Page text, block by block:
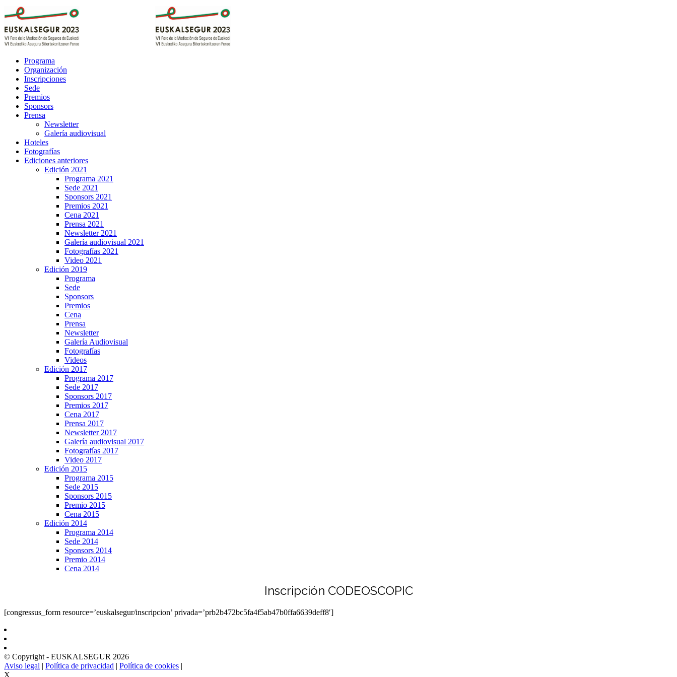
Programa
Organización
Inscripciones
Sede
Premios
Sponsors
Prensa
Newsletter
Galería audiovisual
Hoteles
Fotografías
Ediciones anteriores
Edición 2021
Programa 2021
Sede 2021
Sponsors 2021
Premios 2021
Cena 2021
Prensa 2021
Newsletter 2021
Galería audiovisual 2021
Fotografías 2021
Video 2021
Edición 2019
Programa
Sede
Sponsors
Premios
Cena
Prensa
Newsletter
Galería Audiovisual
Fotografías
Videos
Edición 2017
Programa 2017
Sede 2017
Sponsors 2017
Premios 2017
Cena 2017
Prensa 2017
Newsletter 2017
Galería audiovisual 2017
Fotografías 2017
Video 2017
Edición 2015
Programa 2015
Sede 2015
Sponsors 2015
Premio 2015
Cena 2015
Edición 2014
Programa 2014
Sede 2014
Sponsors 2014
Premio 2014
Cena 2014
Inscripción CODEOSCOPIC
[congressus_form resource=’euskalsegur/inscripcion’ privada=’prb2b472bc5fa4f5ab47b0ffa6639deff8′]
© Copyright - EUSKALSEGUR 2026
Aviso legal | Política de privacidad | Política de cookies |
X